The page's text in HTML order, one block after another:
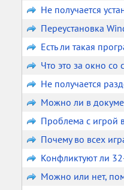
Не получается
Переустановка
Есть ли такая
Что это за окно
Не получается
Можно ли в
Проблема с игрой
Почему во всех
Конфликтуют ли
Можно или нет,